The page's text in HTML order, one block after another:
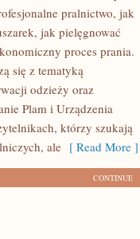
pralnictwo, jak
jak pielęgnować
proces prania.
się z tematyką
odzieży oraz
Plam i Urządzenia
którzy szukają
ale [ Read More ]
CONTINUE